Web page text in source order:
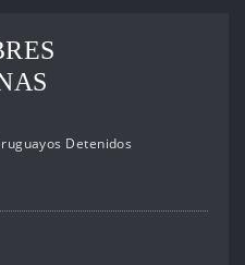
Detenidos